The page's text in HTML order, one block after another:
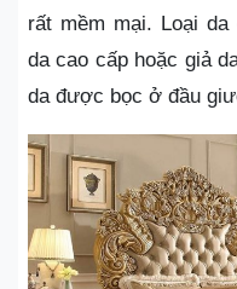
rất mềm mại. Loại
da cao cấp hoặc giả
da được bọc ở đầu